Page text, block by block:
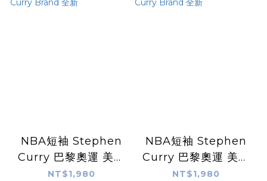
NBA短袖 Stephen
Curry 巴黎奧運 美國
隊 黑底白字短袖 Nuit
NT$1,980
NBA短袖 Stephen
Curry 巴黎奧運 美國
隊 深藍金字短袖 Nuit
NT$1,980